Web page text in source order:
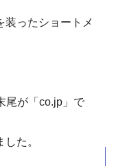
装ったショートメ
尾が「co.jp」で
た。